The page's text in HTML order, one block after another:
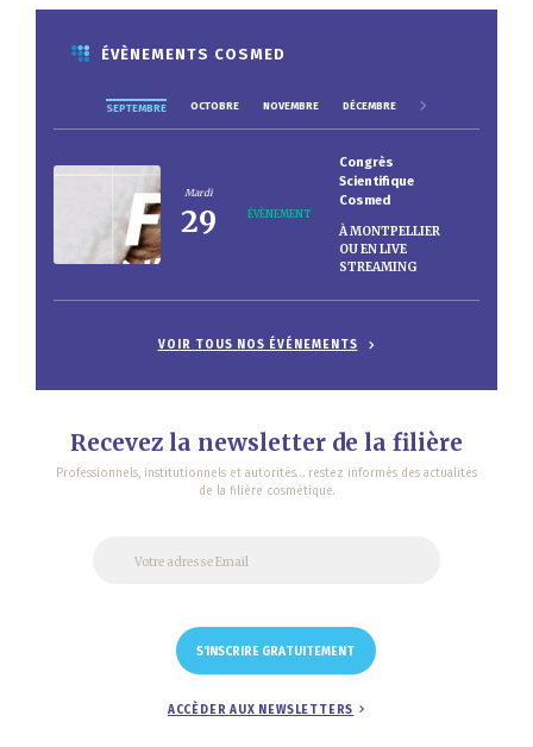
ÉVÈNEMENTS COSMED
SEPTEMBRE OCTOBRE NOVEMBRE DÉCEMBRE
Mardi
29 ÉVÈNEMENT
Congrès
Scientifique
Cosmed
À MONTPELLIER
OU EN LIVE
STREAMING
VOIR TOUS NOS ÉVÉNEMENTS
Recevez la newsletter de la filière
Professionnels, institutionnels et autorités… restez informés des actualités
de la filière cosmétique.
ACCÈDER AUX NEWSLETTERS